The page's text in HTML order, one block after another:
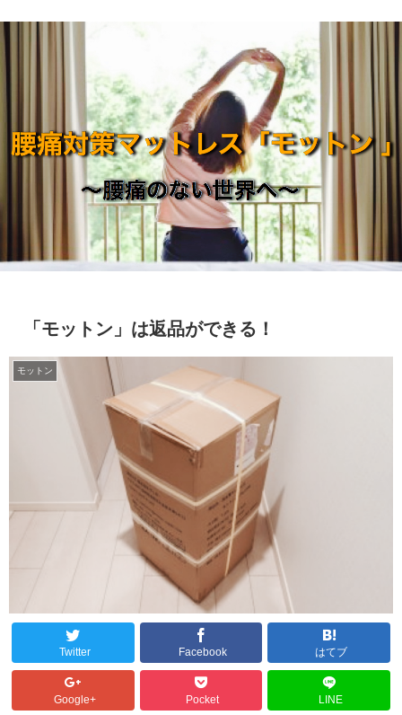
「モットン」は返品ができる！
モットン
Twitter Facebook はてブ
Google+ Pocket LINE